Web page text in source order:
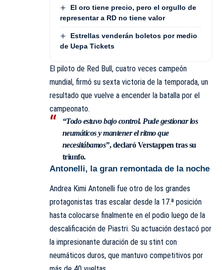
El oro tiene precio, pero el orgullo de
representar a RD no tiene valor
Estrellas venderán boletos por medio
de Uepa Tickets
El piloto de Red Bull, cuatro veces campeón
mundial, firmó su sexta victoria de la temporada, un
resultado que vuelve a encender la batalla por el
campeonato.
“Todo estuvo bajo control. Pude gestionar los
neumáticos y mantener el ritmo que
necesitábamos”, declaró Verstappen tras su
triunfo.
Antonelli, la gran remontada de la noche
Andrea Kimi Antonelli fue otro de los grandes
protagonistas tras escalar desde la 17.ª posición
hasta colocarse finalmente en el podio luego de la
descalificación de Piastri. Su actuación destacó por
la impresionante duración de su stint con
neumáticos duros, que mantuvo competitivos por